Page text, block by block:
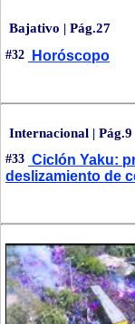
Bajativo | Pág.27
#32 Horóscopo
Internacional | Pág.9
#33 Ciclón Yaku:
deslizamiento de